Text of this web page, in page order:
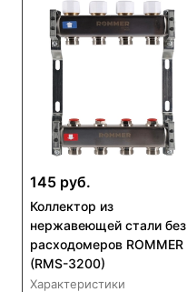
145 руб.
Коллектор из
нержавеющей стали без
расходомеров ROMMER
(RMS-3200)
Характеристики